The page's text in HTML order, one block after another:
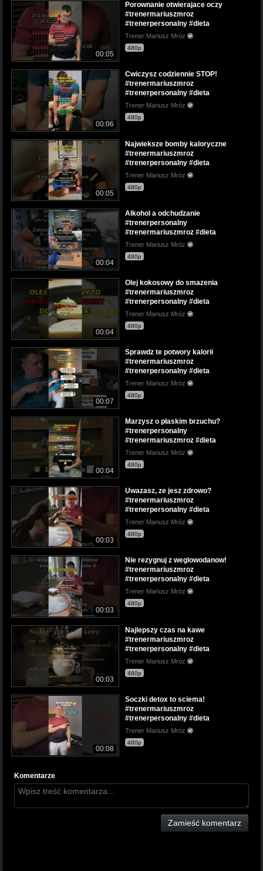
00:05
Porownanie otwierajace oczy
#trenermariuszmroz
#trenerpersonalny #dieta
Trener Mariusz Mróz
480p
00:06
Cwiczysz codziennie STOP!
#trenermariuszmroz
#trenerpersonalny #dieta
Trener Mariusz Mróz
480p
00:05
Najwieksze bomby kaloryczne
#trenermariuszmroz
#trenerpersonalny #dieta
Trener Mariusz Mróz
480p
00:04
Alkohol a odchudzanie
#trenerpersonalny
#trenermariuszmroz #dieta
Trener Mariusz Mróz
480p
00:04
Olej kokosowy do smazenia
#trenermariuszmroz
#trenerpersonalny #dieta
Trener Mariusz Mróz
480p
00:07
Sprawdz te potwory kalorii
#trenermariuszmroz
#trenerpersonalny #dieta
Trener Mariusz Mróz
480p
00:04
Marzysz o płaskim brzuchu?
#trenerpersonalny
#trenermariuszmroz #dieta
Trener Mariusz Mróz
480p
00:03
Uwazasz, ze jesz zdrowo?
#trenermariuszmroz
#trenerpersonalny #dieta
Trener Mariusz Mróz
480p
00:03
Nie rezygnuj z weglowodanow!
#trenermariuszmroz
#trenerpersonalny #dieta
Trener Mariusz Mróz
480p
00:03
Najlepszy czas na kawe
#trenermariuszmroz
#trenerpersonalny #dieta
Trener Mariusz Mróz
480p
00:08
Soczki detox to sciema!
#trenermariuszmroz
#trenerpersonalny #dieta
Trener Mariusz Mróz
480p
Komentarze
Zamieść komentarz